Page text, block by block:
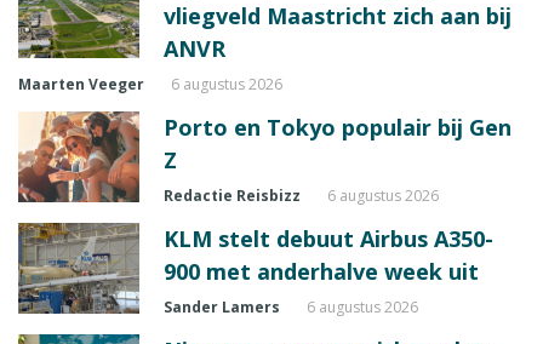
vliegveld Maastricht zich aan bij
ANVR
Maarten Veeger 6 augustus 2026
Porto en Tokyo populair bij Gen
Z
Redactie Reisbizz 6 augustus 2026
KLM stelt debuut Airbus A350-
900 met anderhalve week uit
Sander Lamers 6 augustus 2026